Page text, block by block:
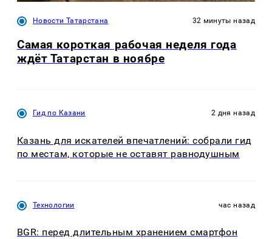
Новости Татарстана 32 минуты назад
Самая короткая рабочая неделя года
ждёт Татарстан в ноябре
Гид по Казани 2 дня назад
Казань для искателей впечатлений: собрали гид
по местам, которые не оставят равнодушным
Технологии час назад
BGR: перед длительным хранением смартфон